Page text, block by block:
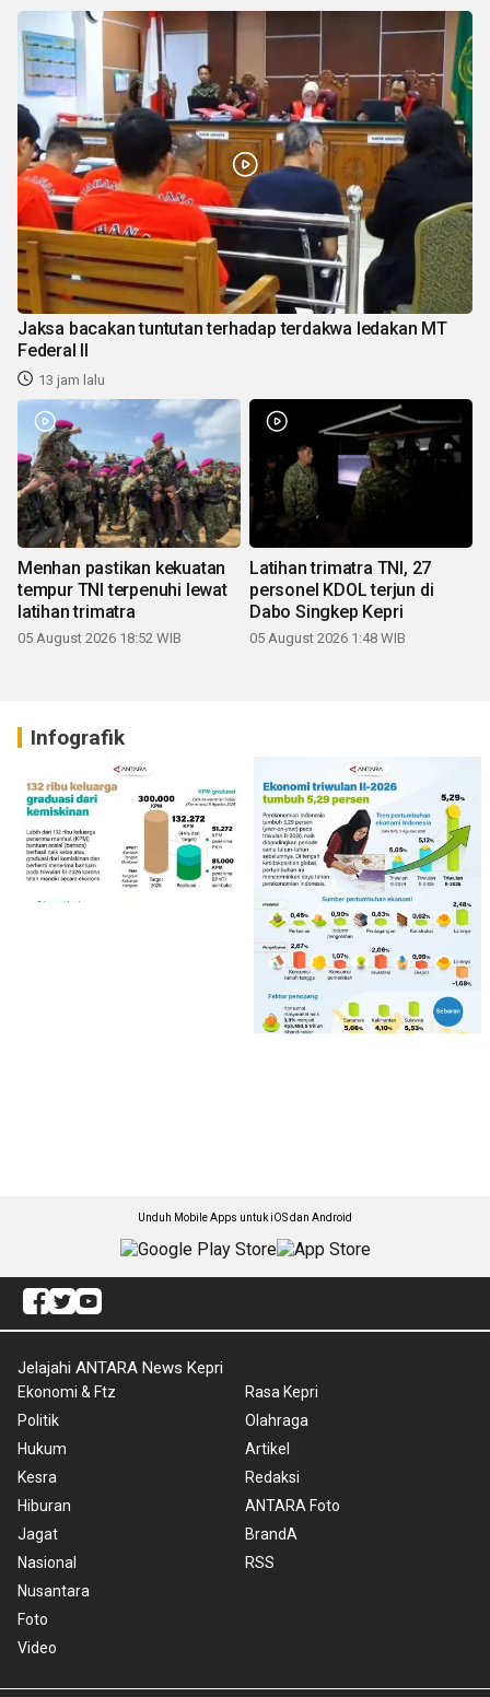
Jaksa bacakan tuntutan terhadap terdakwa ledakan MT
Federal II
13 jam lalu
Menhan pastikan kekuatan
tempur TNI terpenuhi lewat
latihan trimatra
05 August 2026 18:52 WIB
Latihan trimatra TNI, 27
personel KDOL terjun di
Dabo Singkep Kepri
05 August 2026 1:48 WIB
Infografik
Unduh Mobile Apps untuk iOS dan Android
Jelajahi ANTARA News Kepri
Ekonomi & Ftz
Politik
Hukum
Kesra
Hiburan
Jagat
Nasional
Nusantara
Foto
Video
Rasa Kepri
Olahraga
Artikel
Redaksi
ANTARA Foto
BrandA
RSS